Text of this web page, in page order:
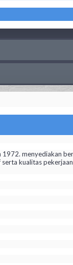
menyediakan
serta kualitas